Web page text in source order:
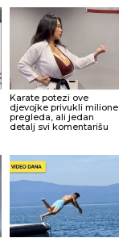
Karate potezi ove
djevojke privukli milione
pregleda, ali jedan
detalj svi komentarišu